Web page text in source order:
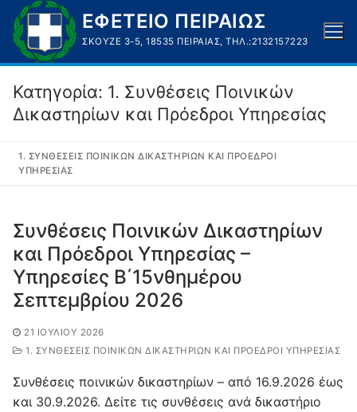
Μετάβαση
στο
περιεχόμενο
ΕΦΕΤΕΙΟ ΠΕΙΡΑΙΩΣ
ΣΚΟΥΖΈ 3-5, 18535 ΠΕΙΡΑΙΆΣ, ΤΗΛ.:2132157223
Κατηγορία: 1. Συνθέσεις Ποινικών
Δικαστηρίων και Πρόεδροι Υπηρεσίας
1. ΣΥΝΘΈΣΕΙΣ ΠΟΙΝΙΚΏΝ ΔΙΚΑΣΤΗΡΊΩΝ ΚΑΙ ΠΡΌΕΔΡΟΙ
ΥΠΗΡΕΣΊΑΣ
Συνθέσεις Ποινικών Δικαστηρίων
και Πρόεδροι Υπηρεσίας –
Υπηρεσίες Β΄15νθημέρου
Σεπτεμβρίου 2026
21 ΙΟΥΛΊΟΥ 2026
1. ΣΥΝΘΈΣΕΙΣ ΠΟΙΝΙΚΏΝ ΔΙΚΑΣΤΗΡΊΩΝ ΚΑΙ ΠΡΌΕΔΡΟΙ ΥΠΗΡΕΣΊΑΣ
Συνθέσεις ποινικών δικαστηρίων – από 16.9.2026 έως
και 30.9.2026. Δείτε τις συνθέσεις ανά δικαστήριο